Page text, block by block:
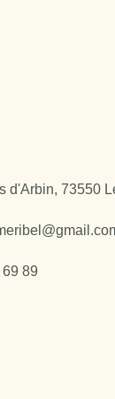
d'Arbin, 73550
89